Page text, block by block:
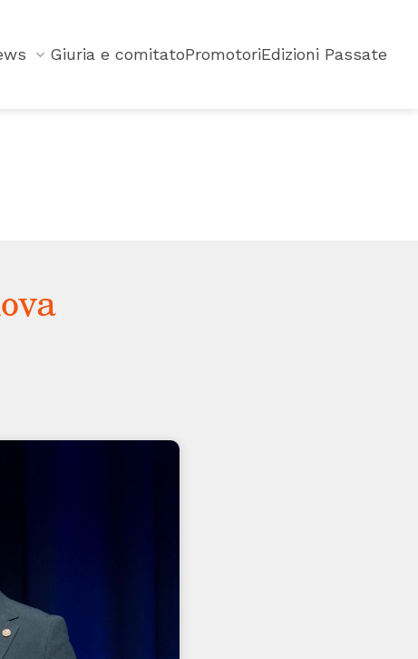
Giuria e comitatoPromotoriEdizioni Passate